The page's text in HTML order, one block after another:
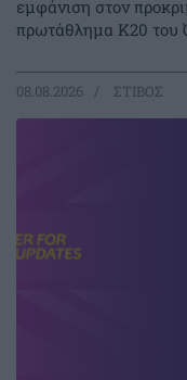
εμφάνιση στον
πρωτάθλημα Κ20 του
08.08.2026 ΣΤΙΒΟΣ